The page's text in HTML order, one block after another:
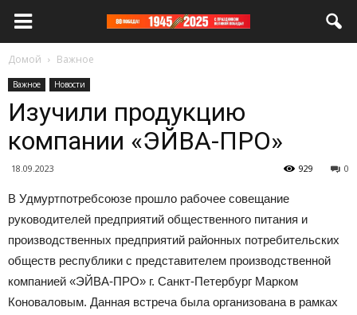
Домой Важное
Важное Новости
Изучили продукцию
компании «ЭЙВА-ПРО»
18.09.2023 0
929
В Удмуртпотребсоюзе прошло рабочее совещание
руководителей предприятий общественного питания и
производственных предприятий районных потребительских
обществ республики с представителем производственной
компанией «ЭЙВА-ПРО» г. Санкт-Петербург Марком
Коноваловым. Данная встреча была организована в рамках